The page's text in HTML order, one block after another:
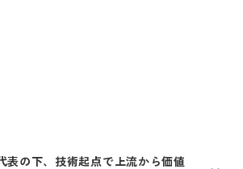
表の下、技術起点で上流から価値